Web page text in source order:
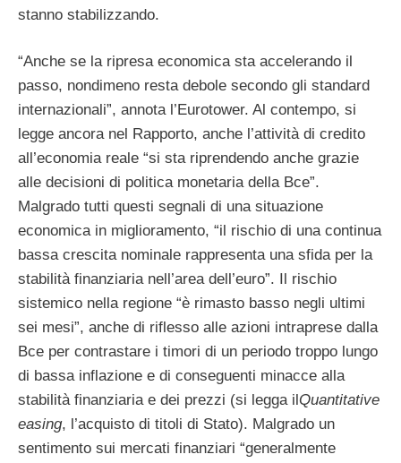
stanno stabilizzando.
“Anche se la ripresa economica sta accelerando il
passo, nondimeno resta debole secondo gli standard
internazionali”, annota l’Eurotower. Al contempo, si
legge ancora nel Rapporto, anche l’attività di credito
all’economia reale “si sta riprendendo anche grazie
alle decisioni di politica monetaria della Bce”.
Malgrado tutti questi segnali di una situazione
economica in miglioramento, “il rischio di una continua
bassa crescita nominale rappresenta una sfida per la
stabilità finanziaria nell’area dell’euro”. Il rischio
sistemico nella regione “è rimasto basso negli ultimi
sei mesi”, anche di riflesso alle azioni intraprese dalla
Bce per contrastare i timori di un periodo troppo lungo
di bassa inflazione e di conseguenti minacce alla
stabilità finanziaria e dei prezzi (si legga il Quantitative
easing, l’acquisto di titoli di Stato). Malgrado un
sentimento sui mercati finanziari “generalmente